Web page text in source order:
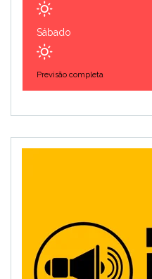
Sábado
Previsão completa